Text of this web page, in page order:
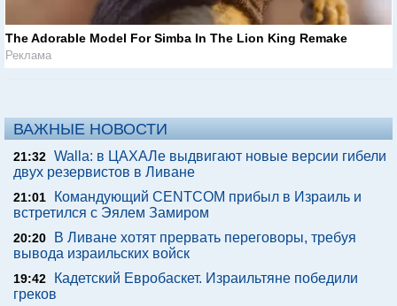
The Adorable Model For Simba In The Lion King Remake
Реклама
ВАЖНЫЕ НОВОСТИ
21:32 Walla: в ЦАХАЛе выдвигают новые версии гибели
двух резервистов в Ливане
21:01
Командующий CENTCOM прибыл в Израиль и
встретился с Эялем Замиром
20:20
В Ливане хотят прервать переговоры, требуя
вывода израильских войск
19:42
Кадетский Евробаскет. Израильтяне победили
греков